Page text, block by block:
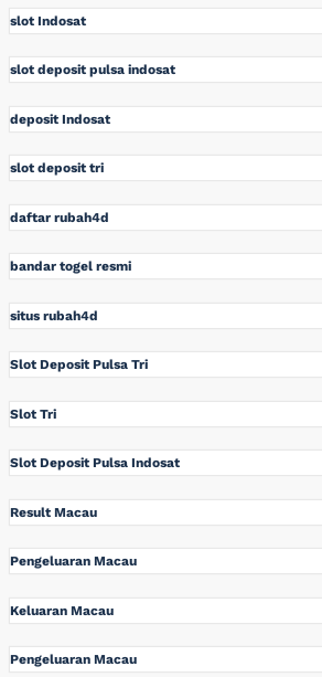
slot Indosat
slot deposit pulsa indosat
deposit Indosat
slot deposit tri
daftar rubah4d
bandar togel resmi
situs rubah4d
Slot Deposit Pulsa Tri
Slot Tri
Slot Deposit Pulsa Indosat
Result Macau
Pengeluaran Macau
Keluaran Macau
Pengeluaran Macau